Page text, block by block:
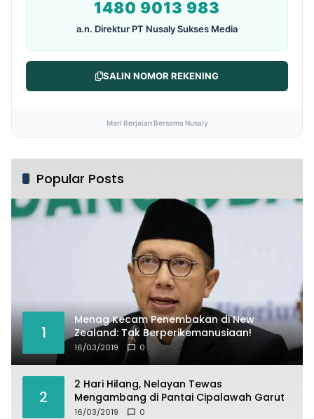
1480 9013 983
a.n. Direktur PT Nusaly Sukses Media
SALIN NOMOR REKENING
Mari Berjalan Bersama Nusaly
Popular Posts
1
Menag Kecam Penembakan di New
Zealand: Tak Berperikemanusiaan!
16/03/2019 0
2
2 Hari Hilang, Nelayan Tewas
Mengambang di Pantai Cipalawah Garut
16/03/2019 0